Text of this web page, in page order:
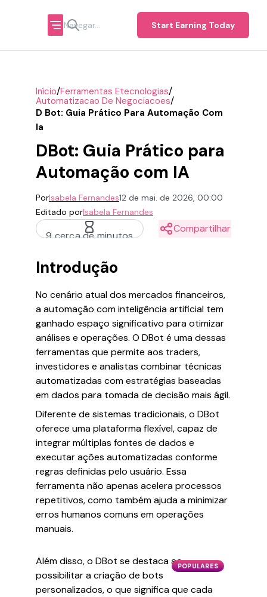
Start Earning Today
Início/Ferramentas Etecnologias/
Automatizacao De Negociacoes/
D Bot: Guia Prático Para Automação Com
Ia
DBot: Guia Prático para
Automação com IA
PorIsabela Fernandes12 de mai. de 2026, 00:00
Editado porIsabela Fernandes
9 cerca de minutos
Compartilhar
Introdução
No cenário atual dos mercados financeiros,
a automação com inteligência artificial tem
ganhado espaço significativo para otimizar
análises e operações. O DBot é uma dessas
ferramentas que permite aos traders,
investidores e analistas combinar técnicas
automatizadas com estratégias baseadas
em dados para tomada de decisão mais ágil.
Diferente de sistemas tradicionais, o DBot
oferece uma plataforma flexível, capaz de
integrar múltiplas fontes de dados e
executar ações automatizadas conforme
regras definidas pelo usuário. Essa
ferramenta não apenas acelera processos
repetitivos, como também ajuda a minimizar
erros humanos comuns em operações
manuais.
POPULARES
Além disso, o DBot se destaca ao
possibilitar a criação de bots
personalizados, o que significa que cada